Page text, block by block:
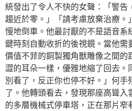
統發出了令人不快的女聲：「警告
趨近於零。」「請考慮放棄治療。
慢地倒車。他最討厭的不是語音系
鍵時刻自動收折的後視鏡。當他需
價值不菲的銅製獨角獸雕像之間的
澀的耳朵一樣，優雅地縮了回去。
別看了，反正你也停不好。」何手
了。他轉頭看去，發現那座高聳入
的多層機械式停車塔，正在那片窄